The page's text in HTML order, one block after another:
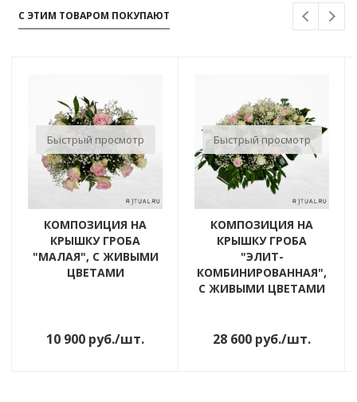
С ЭТИМ ТОВАРОМ ПОКУПАЮТ
Быстрый просмотр
КОМПОЗИЦИЯ НА
КРЫШКУ ГРОБА
"МАЛАЯ", С ЖИВЫМИ
ЦВЕТАМИ
10 900 руб./шт.
Быстрый просмотр
КОМПОЗИЦИЯ НА
КРЫШКУ ГРОБА
"ЭЛИТ-
КОМБИНИРОВАННАЯ",
С ЖИВЫМИ ЦВЕТАМИ
28 600 руб./шт.